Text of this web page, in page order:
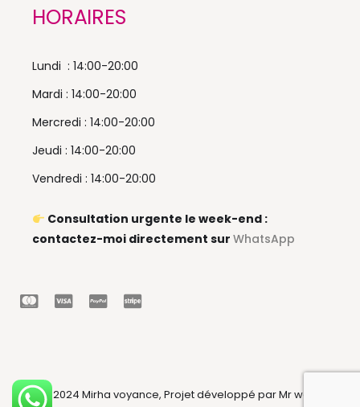
HORAIRES
Lundi : 14:00-20:00
Mardi : 14:00-20:00
Mercredi : 14:00-20:00
Jeudi : 14:00-20:00
Vendredi : 14:00-20:00
Consultation urgente le week-end :
contactez-moi directement surWhatsApp
© 2024 Mirha voyance, Projet développé par Mr web